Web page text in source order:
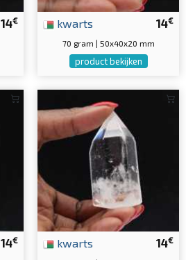
14€ 14€
kwarts
70 gram | 50x40x20 mm
product bekijken
14€ 14€
kwarts